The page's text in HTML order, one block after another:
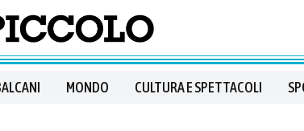
MONDO CULTURA E SPETTACOLI